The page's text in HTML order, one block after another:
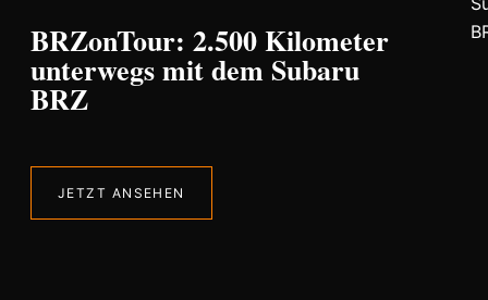
BRZonTour: 2.500 Kilometer
unterwegs mit dem Subaru
BRZ
JETZT ANSEHEN